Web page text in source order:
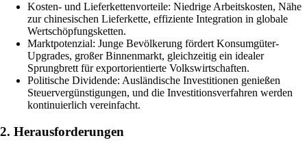
Kosten- und Lieferkettenvorteile: Niedrige Arbeitskosten, Nähe
zur chinesischen Lieferkette, effiziente Integration in globale
Wertschöpfungsketten.
Marktpotenzial: Junge Bevölkerung fördert Konsumgüter-
Upgrades, großer Binnenmarkt, gleichzeitig ein idealer
Sprungbrett für exportorientierte Volkswirtschaften.
Politische Dividende: Ausländische Investitionen genießen
Steuervergünstigungen, und die Investitionsverfahren werden
kontinuierlich vereinfacht.
2. Herausforderungen